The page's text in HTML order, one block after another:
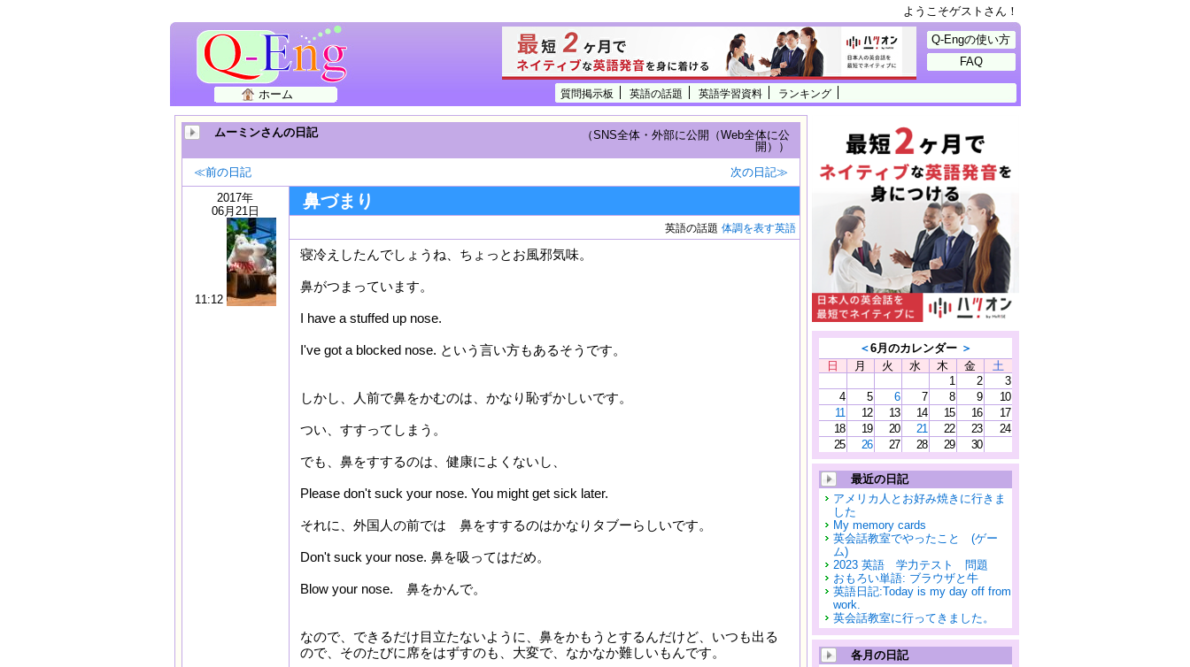
ようこそゲストさん！
質問掲示板 英語の話題 英語学習資料 ランキング
ホーム
Q-Engの使い方
FAQ
ムーミンさんの日記
（SNS全体・外部に公開（Web全体に公
開））
≪前の日記
次の日記≫
2017年
06月21日
11:12
鼻づまり
英語の話題 体調を表す英語
寝冷えしたんでしょうね、ちょっとお風邪気味。
鼻がつまっています。
I have a stuffed up nose.
I've got a blocked nose. という言い方もあるそうです。
しかし、人前で鼻をかむのは、かなり恥ずかしいです。
つい、すすってしまう。
でも、鼻をすするのは、健康によくないし、
Please don't suck your nose. You might get sick later.
それに、外国人の前では 鼻をすするのはかなりタブーらしいです。
Don't suck your nose. 鼻を吸ってはだめ。
Blow your nose. 鼻をかんで。
なので、できるだけ目立たないように、鼻をかもうとするんだけど、いつも出る
ので、そのたびに席をはずすのも、大変で、なかなか難しいもんです。
＜6月のカレンダー ＞
日
月 火 水 木 金
土
1
2
3
4
5 6 7 8 9
10
11
12 13 14 15 16
17
18
19 20 21 22 23
24
25
26 27 28 29 30
最近の日記
アメリカ人とお好み焼きに行きま
した
My memory cards
英会話教室でやったこと (ゲー
ム)
2023 英語 学力テスト 問題
おもろい単語: ブラウザと牛
英語日記:Today is my day off from
work.
英会話教室に行ってきました。
各月の日記